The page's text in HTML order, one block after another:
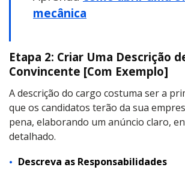
mecânica
Etapa 2: Criar Uma Descrição
Convincente [Com Exemplo]
A descrição do cargo costuma ser a
que os candidatos terão da sua
pena, elaborando um anúncio claro,
detalhado.
Descreva as Responsabilidades